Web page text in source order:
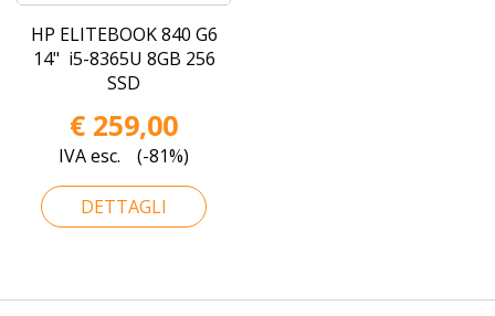
HP ELITEBOOK 840 G6
14" i5-8365U 8GB 256
SSD
€ 259,00
IVA esc. (-81%)
DETTAGLI